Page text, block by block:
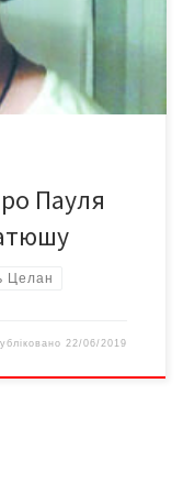
«до кінця днів
«зачепить» […]
Пауля
Целан
22/06/2019